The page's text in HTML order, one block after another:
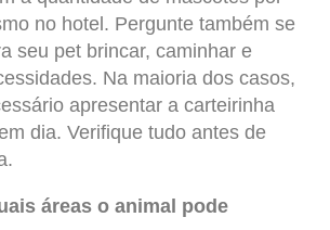
no hotel. Pergunte também se
seu pet brincar, caminhar e
Na maioria dos casos,
apresentar a carteirinha
dia. Verifique tudo antes de
áreas o animal pode